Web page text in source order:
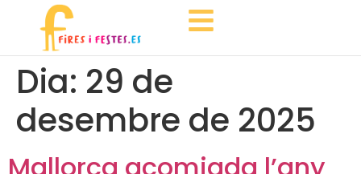
Dia: 29 de
desembre de 2025